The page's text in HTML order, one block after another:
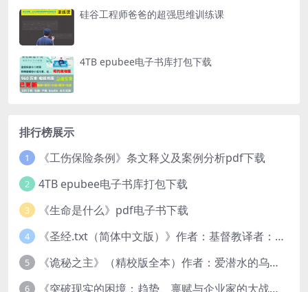
硅谷工程师爸爸的超强思维训练课
4TB epubee电子书库打包下载
排行榜展示
1 《工伤保险条例》条文释义及案例分析pdf下载
2 4TB epubee电子书库打包下载
3 《生命是什么》pdf电子书下载
4 《圣经.txt（简体中文版）》作者：基督教译者：中国基督教协会
5 《诡秘之主》（精校版全本）作者：爱潜水的乌贼txt
6 《突破现实的困境：趋势、禀赋与企业家的大战略》pdf图书下载